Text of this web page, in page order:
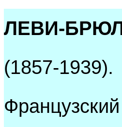
ЛЕВИ-
(1857-1939).